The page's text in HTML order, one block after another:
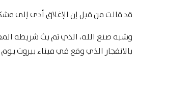
قد قالت من قبل إن الإغلاق أدى إلى
وشبه صنع الله، الذي تم بث شريطه
بالانفجار الذي وقع في ميناء بيروت يوم